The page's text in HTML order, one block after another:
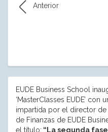
Anterior
EUDE Business School
‘MasterClasses EUDE’ con
impartida por el director
de Finanzas de EUDE
el título: “La segunda